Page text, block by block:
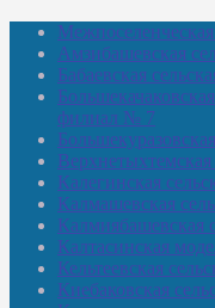
Амзибашевская
Бабаевская
филиал № 7
Калегинская
Калмашевская
Калмиябашевская
Калтасинская
Кельтеевская
Киебаковская